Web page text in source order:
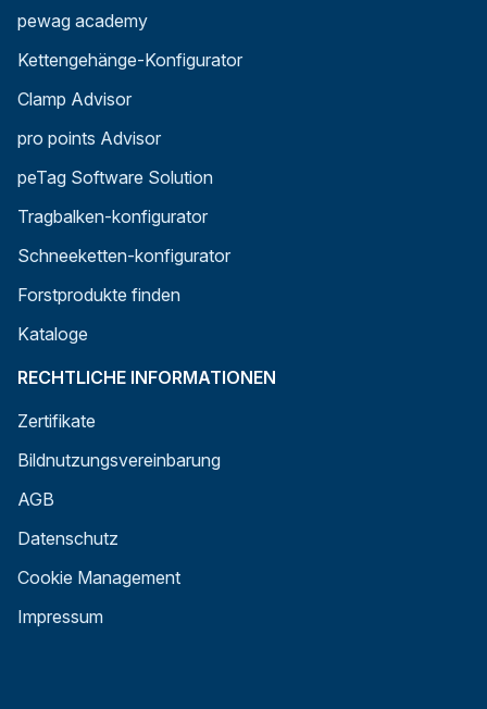
pewag academy
Kettengehänge-Konfigurator
Clamp Advisor
pro points Advisor
peTag Software Solution
Tragbalken-konfigurator
Schneeketten-konfigurator
Forstprodukte finden
Kataloge
RECHTLICHE INFORMATIONEN
Zertifikate
Bildnutzungsvereinbarung
AGB
Datenschutz
Cookie Management
Impressum